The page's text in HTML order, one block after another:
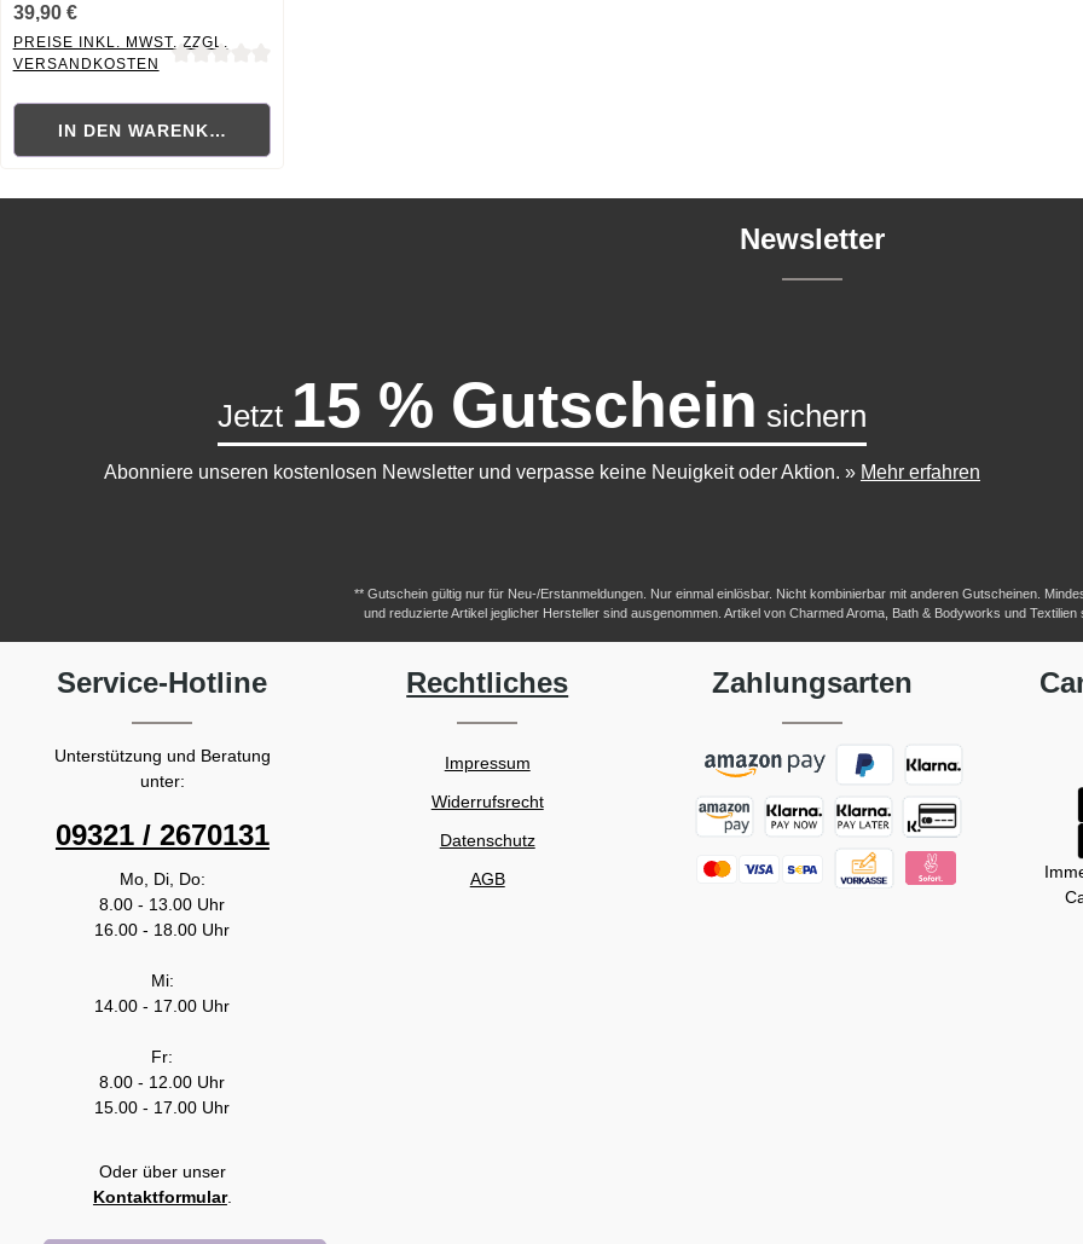
39,90 €
PREISE INKL. MWST. ZZGL.
VERSANDKOSTEN
IN DEN WARENKORB
Newsletter
Jetzt 15 % Gutschein sichern
Abonniere unseren kostenlosen Newsletter und verpasse keine Neuigkeit oder Aktion. » Mehr erfahren
** Gutschein gültig nur für Neu-/Erstanmeldungen. Nur einmal einlösbar. Nicht kombinierbar mit anderen Gutscheinen.
und reduzierte Artikel jeglicher Hersteller sind ausgenommen. Artikel von Charmed Aroma, Bath & Bodyworks und Textilien
Service-Hotline
Unterstützung und Beratung
unter:
09321 / 2670131
Mo, Di, Do:
8.00 - 13.00 Uhr
16.00 - 18.00 Uhr
Mi:
14.00 - 17.00 Uhr
Fr:
8.00 - 12.00 Uhr
15.00 - 17.00 Uhr
Oder über unser
Kontaktformular.
Rechtliches
Impressum
Widerrufsrecht
Datenschutz
AGB
Zahlungsarten